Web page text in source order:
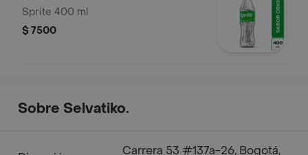
Sprite 400 ml
$ 7500
Sobre Selvatiko.
Carrera 53 #137a-26, Bogotá,